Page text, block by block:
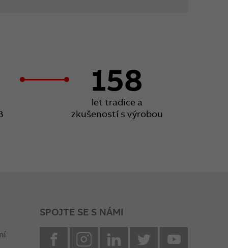
158
let tradice a
zkušeností s výrobou
SPOJTE SE S NÁMI
facebook instagramLinkedin twitter